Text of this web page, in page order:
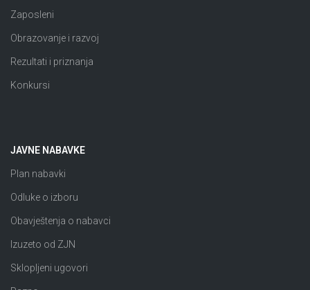
Zaposleni
Obrazovanje i razvoj
Rezultati i priznanja
Konkursi
JAVNE NABAVKE
Plan nabavki
Odluke o izboru
Obavještenja o nabavci
Izuzeto od ZJN
Sklopljeni ugovori